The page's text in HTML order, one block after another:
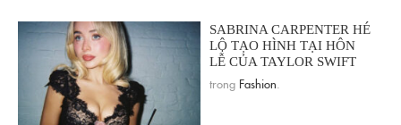
SABRINA CARPENTER HÉ
LỘ TẠO HÌNH TẠI HÔN
LỄ CỦA TAYLOR SWIFT
trong Fashion